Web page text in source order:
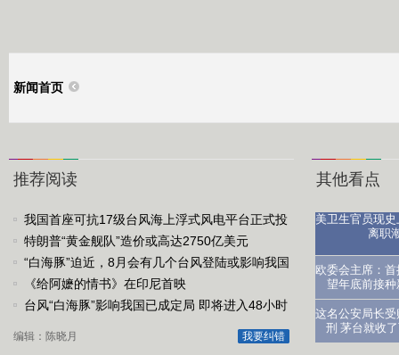
新闻首页
推荐阅读
我国首座可抗17级台风海上浮式风电平台正式投
运
特朗普“黄金舰队”造价或高达2750亿美元
“白海豚”迫近，8月会有几个台风登陆或影响我国
《给阿嬷的情书》在印尼首映
台风“白海豚”影响我国已成定局 即将进入48小时
我要纠错
编辑：陈晓月
其他看点
美卫生官员现
离职
医生：让
欧委会主席：
望年底前接
这名公安局长
刑 茅台就收